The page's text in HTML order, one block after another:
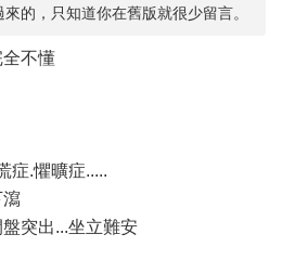
的，只知道你在舊版就很少留言。
全不懂
症.懼曠症.....
瀉
突出...坐立難安